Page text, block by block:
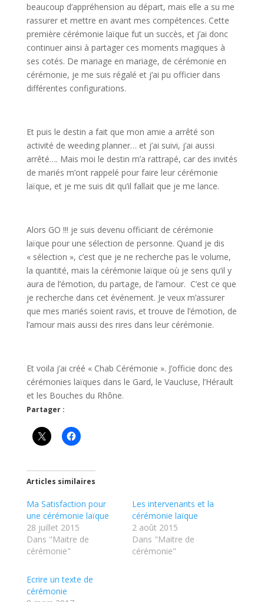
beaucoup d’appréhension au départ, mais elle a su me
rassurer et mettre en avant mes compétences. Cette
première cérémonie laïque fut un succès, et j’ai donc
continuer ainsi à partager ces moments magiques à
ses cotés. De mariage en mariage, de cérémonie en
cérémonie, je me suis régalé et j’ai pu officier dans
différentes configurations.
Et puis le destin a fait que mon amie a arrêté son
activité de weeding planner… et j’ai suivi, j’ai aussi
arrêté…. Mais moi le destin m’a rattrapé, car des invités
de mariés m’ont rappelé pour faire leur cérémonie
laïque, et je me suis dit qu’il fallait que je me lance.
Alors GO !!! je suis devenu officiant de cérémonie
laïque pour une sélection de personne. Quand je dis
« sélection », c’est que je ne recherche pas le volume,
la quantité, mais la cérémonie laïque où je sens qu’il y
aura de l’émotion, du partage, de l’amour. C’est ce que
je recherche dans cet événement. Je veux m’assurer
que mes mariés soient ravis, et trouve de l’émotion, de
l’amour mais aussi des rires dans leur cérémonie.
Et voila j’ai créé « Chab Cérémonie ». J’officie donc des
cérémonies laïques dans le Gard, le Vaucluse, l’Hérault
et les Bouches du Rhône.
Partager :
Articles similaires
Ma Satisfaction pour
une cérémonie laïque
28 juillet 2015
Dans "Maitre de
cérémonie"
Les intervenants et la
cérémonie laïque
2 août 2015
Dans "Maitre de
cérémonie"
Ecrire un texte de
cérémonie